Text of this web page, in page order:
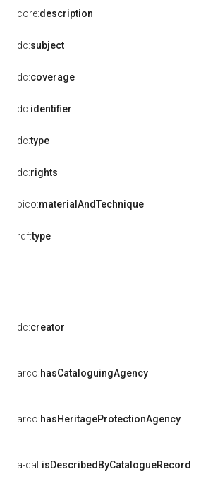
core:description
dc:subject
dc:coverage
dc:identifier
dc:type
dc:rights
pico:materialAndTechnique
rdf:type
dc:creator
arco:hasCataloguingAgency
arco:hasHeritageProtectionAgency
a-cat:isDescribedByCatalogueRecord